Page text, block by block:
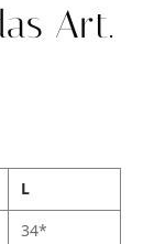
Art.
L
34*